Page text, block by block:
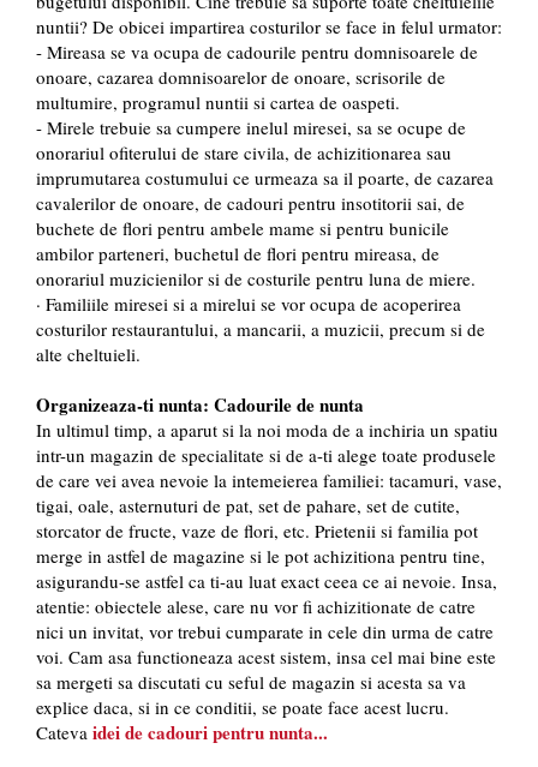
nuntii? De obicei impartirea costurilor se face in felul urmator:
- Mireasa se va ocupa de cadourile pentru domnisoarele de
onoare, cazarea domnisoarelor de onoare, scrisorile de
multumire, programul nuntii si cartea de oaspeti.
- Mirele trebuie sa cumpere inelul miresei, sa se ocupe de
onorariul ofiterului de stare civila, de achizitionarea sau
imprumutarea costumului ce urmeaza sa il poarte, de cazarea
cavalerilor de onoare, de cadouri pentru insotitorii sai, de
buchete de flori pentru ambele mame si pentru bunicile
ambilor parteneri, buchetul de flori pentru mireasa, de
onorariul muzicienilor si de costurile pentru luna de miere.
· Familiile miresei si a mirelui se vor ocupa de acoperirea
costurilor restaurantului, a mancarii, a muzicii, precum si de
alte cheltuieli.
Organizeaza-ti nunta: Cadourile de nunta
In ultimul timp, a aparut si la noi moda de a inchiria un spatiu
intr-un magazin de specialitate si de a-ti alege toate produsele
de care vei avea nevoie la intemeierea familiei: tacamuri, vase,
tigai, oale, asternuturi de pat, set de pahare, set de cutite,
storcator de fructe, vaze de flori, etc. Prietenii si familia pot
merge in astfel de magazine si le pot achizitiona pentru tine,
asigurandu-se astfel ca ti-au luat exact ceea ce ai nevoie. Insa,
atentie: obiectele alese, care nu vor fi achizitionate de catre
nici un invitat, vor trebui cumparate in cele din urma de catre
voi. Cam asa functioneaza acest sistem, insa cel mai bine este
sa mergeti sa discutati cu seful de magazin si acesta sa va
explice daca, si in ce conditii, se poate face acest lucru.
Cateva idei de cadouri pentru nunta...